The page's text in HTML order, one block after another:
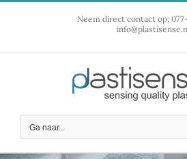
Neem direct contact op:
Ga naar...